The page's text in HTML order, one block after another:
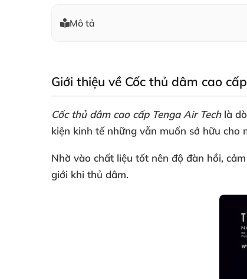
Mô tả
Giới thiệu về Cốc thủ dâm cao
Cốc thủ dâm cao cấp Tenga Air Techlà
kiện kinh tế những vẫn muốn sở hữu cho
Nhờ vào chất liệu tốt nên độ đàn hồi,
giới khi thủ dâm.